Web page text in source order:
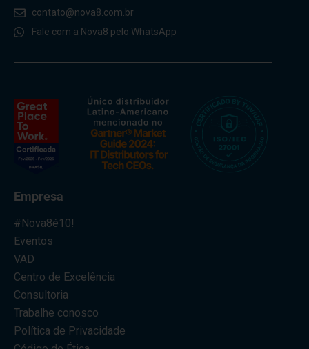
contato@nova8.com.br
Fale com a Nova8 pelo WhatsApp
Empresa
#Nova8é10!
Eventos
VAD
Centro de Excelência
Consultoria
Trabalhe conosco
Política de Privacidade